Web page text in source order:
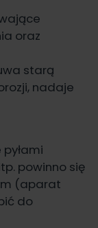
oraz
starą
nadaje
powinno się
(aparat
do